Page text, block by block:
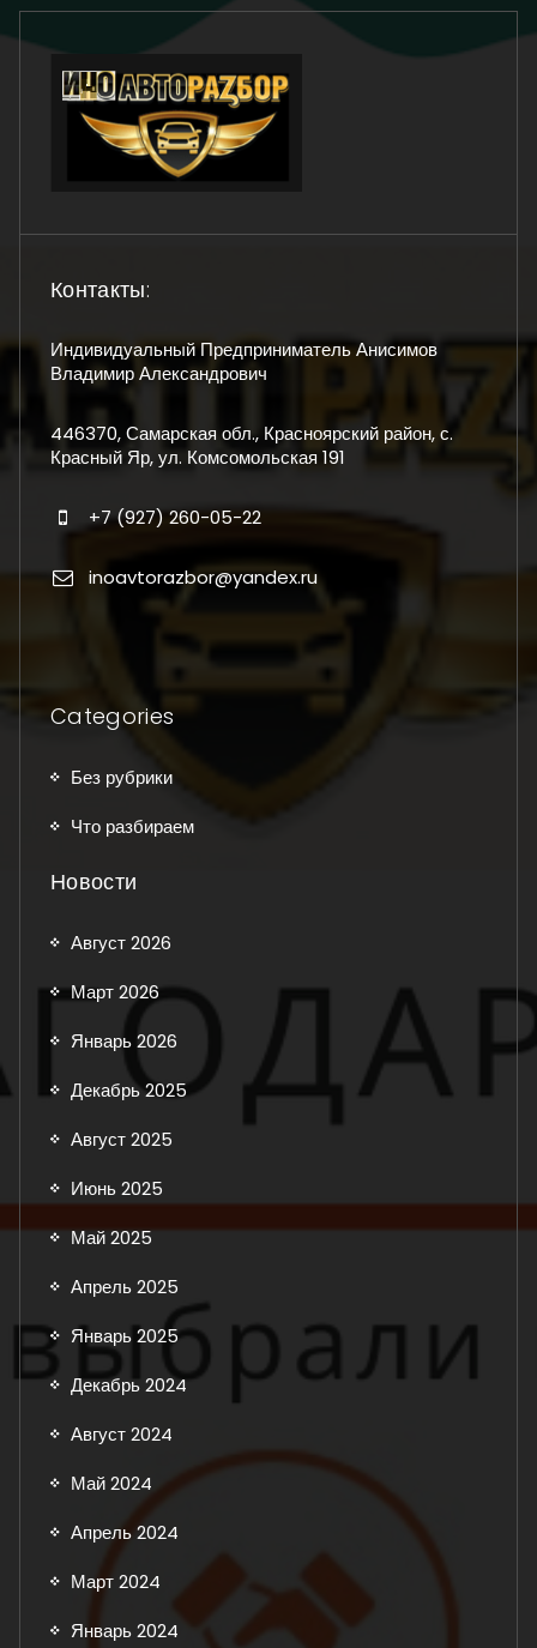
Контакты:
Индивидуальный Предприниматель Анисимов
Владимир Александрович
446370, Самарская обл., Красноярский район, с.
Красный Яр, ул. Комсомольская 191
+7 (927) 260-05-22
inoavtorazbor@yandex.ru
Categories
Без рубрики
Что разбираем
Новости
Август 2026
Март 2026
Январь 2026
Декабрь 2025
Август 2025
Июнь 2025
Май 2025
Апрель 2025
Январь 2025
Декабрь 2024
Август 2024
Май 2024
Апрель 2024
Март 2024
Январь 2024